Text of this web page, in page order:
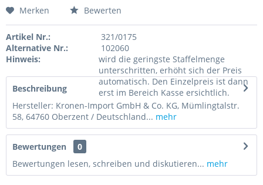
Merken Bewerten
Artikel Nr.:
321/0175
Alternative Nr.:
102060
Hinweis:
wird die geringste Staffelmenge
unterschritten, erhöht sich der Preis
automatisch. Den Einzelpreis ist dann
erst im Bereich Kasse ersichtlich.
Beschreibung
Hersteller: Kronen-Import GmbH & Co. KG, Mümlingtalstr.
58, 64760 Oberzent / Deutschland... mehr
Bewertungen
0
Bewertungen lesen, schreiben und diskutieren... mehr